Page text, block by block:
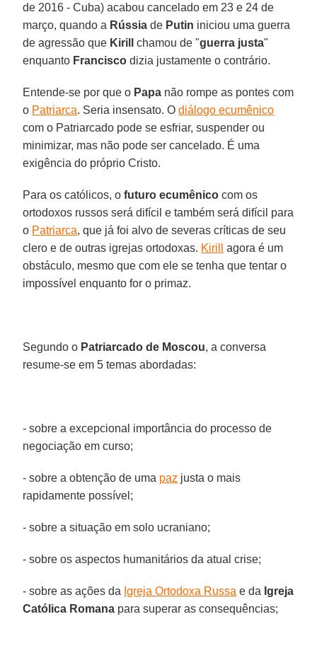
de 2016 - Cuba) acabou cancelado em 23 e 24 de
março, quando a Rússia de Putin iniciou uma guerra
de agressão que Kirill chamou de "guerra justa"
enquanto Francisco dizia justamente o contrário.
Entende-se por que o Papa não rompe as pontes com
o Patriarca. Seria insensato. Odiálogo ecumênico
com o Patriarcado pode se esfriar, suspender ou
minimizar, mas não pode ser cancelado. É uma
exigência do próprio Cristo.
Para os católicos, ofuturo ecumênico com os
ortodoxos russos será difícil e também será difícil para
o Patriarca, que já foi alvo de severas críticas de seu
clero e de outras igrejas ortodoxas. Kirill
agora é um
obstáculo, mesmo que com ele se tenha que tentar o
impossível enquanto for o primaz.
Segundo o Patriarcado de Moscou, a conversa
resume-se em 5 temas abordadas:
- sobre a excepcional importância do processo de
negociação em curso;
- sobre a obtenção de uma paz justa o mais
rapidamente possível;
- sobre a situação em solo ucraniano;
- sobre os aspectos humanitários da atual crise;
- sobre as ações da Igreja Ortodoxa Russa e da Igreja
Católica Romana para superar as consequências;